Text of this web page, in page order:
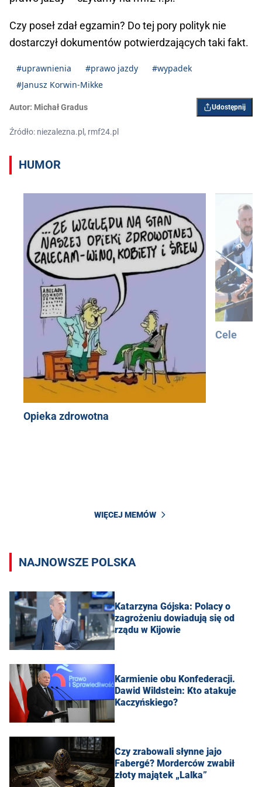
Czy poseł zdał egzamin? Do tej pory polityk nie
dostarczył dokumentów potwierdzających taki fakt.
#uprawnienia #prawo jazdy
#wypadek
#Janusz Korwin-Mikke
Autor: Michał Gradus Udostępnij
Źródło: niezalezna.pl, rmf24.pl
HUMOR
Opieka zdrowotna
Cele
WIĘCEJ MEMÓW
NAJNOWSZE POLSKA
Katarzyna Gójska: Polacy o
zagrożeniu dowiadują się od
rządu w Kijowie
Karmienie obu Konfederacji.
Dawid Wildstein: Kto atakuje
Kaczyńskiego?
Czy zrabowali słynne jajo
Fabergé? Morderców zwabił
złoty majątek „Lalka”